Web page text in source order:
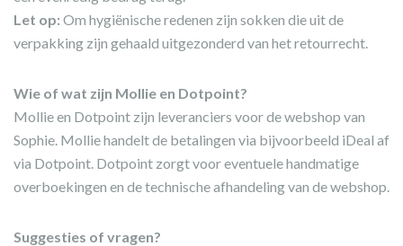
Let op: Om hygiënische redenen zijn sokken die uit de
verpakking zijn gehaald uitgezonderd van het retourrecht.
Wie of wat zijn Mollie en Dotpoint?
Mollie en Dotpoint zijn leveranciers voor de webshop van
Sophie. Mollie handelt de betalingen via bijvoorbeeld iDeal af
via Dotpoint. Dotpoint zorgt voor eventuele handmatige
overboekingen en de technische afhandeling van de webshop.
Suggesties of vragen?